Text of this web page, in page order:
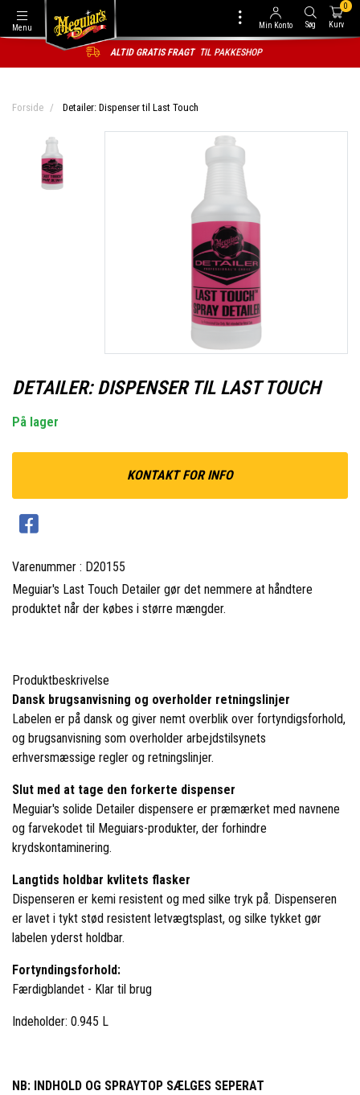
Menu Min Konto Søg Kurv
0
ALTID GRATIS FRAGT TIL PAKKESHOP
Forside Detailer: Dispenser til Last Touch
DETAILER: DISPENSER TIL LAST TOUCH
På lager
KONTAKT FOR INFO
Varenummer : D20155
Meguiar's Last Touch Detailer gør det nemmere at håndtere
produktet når der købes i større mængder.
Produktbeskrivelse
Dansk brugsanvisning og overholder retningslinjer
Labelen er på dansk og giver nemt overblik over fortyndigsforhold,
og brugsanvisning som overholder arbejdstilsynets
erhversmæssige regler og retningslinjer.
Slut med at tage den forkerte dispenser
Meguiar's solide Detailer dispensere er præmærket med navnene
og farvekodet til Meguiars-produkter, der forhindre
krydskontaminering.
Langtids holdbar kvlitets flasker
Dispenseren er kemi resistent og med silke tryk på. Dispenseren
er lavet i tykt stød resistent letvægtsplast, og silke tykket gør
labelen yderst holdbar.
Fortyndingsforhold:
Færdigblandet - Klar til brug
Indeholder: 0.945 L
NB: INDHOLD OG SPRAYTOP SÆLGES SEPERAT